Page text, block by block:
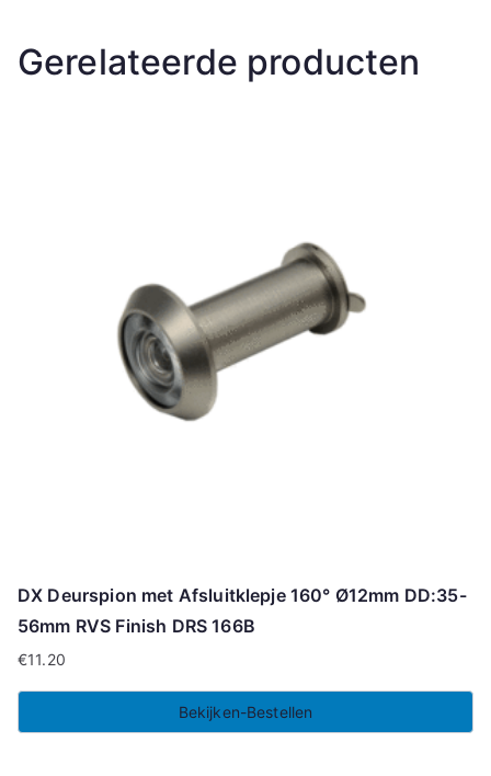
Gerelateerde producten
DX Deurspion met Afsluitklepje 160° Ø12mm DD:35-
56mm RVS Finish DRS 166B
€11.20
Bekijken-Bestellen